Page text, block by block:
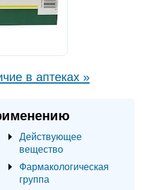
в аптеках »
Действующее
вещество
Фармакологическая
группа